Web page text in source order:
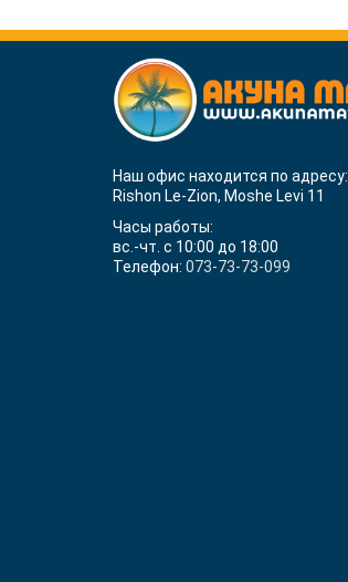
Наш офис находится по адресу:
Rishon Le-Zion, Moshe Levi 11
Часы работы:
вс.-чт. с 10:00 до 18:00
Телефон: 073-73-73-099